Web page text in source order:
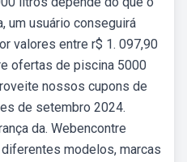
um usuário conseguirá
valores entre r$ 1. 097,90
ofertas de piscina 5000
nossos cupons de
de setembro 2024.
da. Webencontre
modelos, marcas